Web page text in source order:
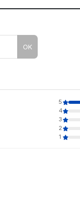
OK
5
4
3
2
1